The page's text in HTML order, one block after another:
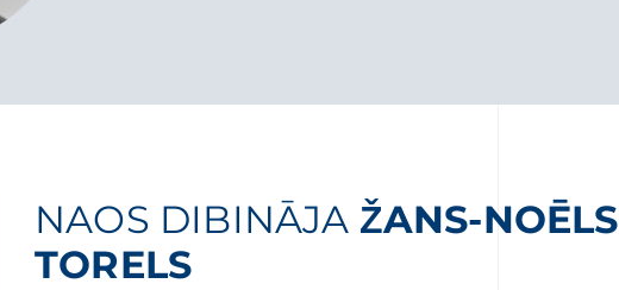
NAOS DIBINĀJA ŽANS-NOĒLS
TORELS